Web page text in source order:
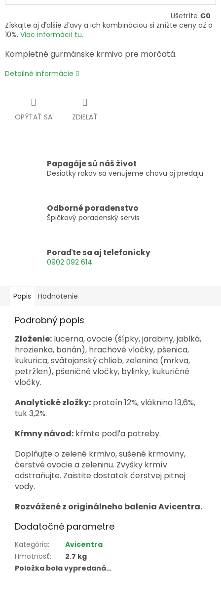
Ušetríte €0
Získajte aj ďalšie zľavy a ich kombináciou si znížte ceny až o
10%. Viac informácií tu.
Kompletné gurmánske krmivo pre morčatá.
Detailné informácie
OPÝTAŤ SA ZDIEĽAŤ
Papagáje sú náš život
Desiatky rokov sa venujeme chovu aj predaju
Odborné poradenstvo
Špičkový poradenský servis
Poraďte sa aj telefonicky
0902 092 614
Popis Hodnotenie
Podrobný popis
Zloženie: lucerna, ovocie (šípky, jarabiny, jablká,
hrozienka, banán), hrachové vločky, pšenica,
kukurica, svätojanský chlieb, zelenina (mrkva,
petržlen), pšeničné vločky, bylinky, kukuričné ​​
vločky.
Analytické zložky: proteín 12%, vláknina 13,6%,
tuk 3,2%.
Kŕmny návod: kŕmte podľa potreby.
Doplňujte o zelené krmivo, sušené krmoviny,
čerstvé ovocie a zeleninu. Zvyšky krmív
odstraňujte. Zaistite dostatok čerstvej pitnej
vody.
Rozvážené z originálneho balenia Avicentra.
Dodatočné parametre
Kategória:
Avicentra
Hmotnosť:
2.7 kg
Položka bola vypredaná…